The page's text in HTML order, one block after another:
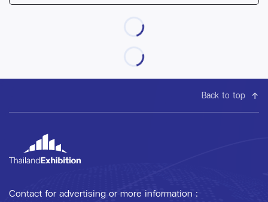
Back to top
Contact for advertising or more information :